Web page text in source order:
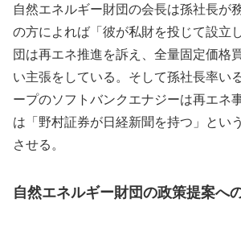
自然エネルギー財団の会長は孫社長が
の方によれば「彼が私財を投じて設立
団は再エネ推進を訴え、全量固定価格
い主張をしている。そして孫社長率い
ープのソフトバンクエナジーは再エネ
は「野村証券が日経新聞を持つ」とい
させる。
自然エネルギー財団の政策提案へ